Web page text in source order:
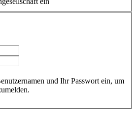
und Ihr Passwort ein, um